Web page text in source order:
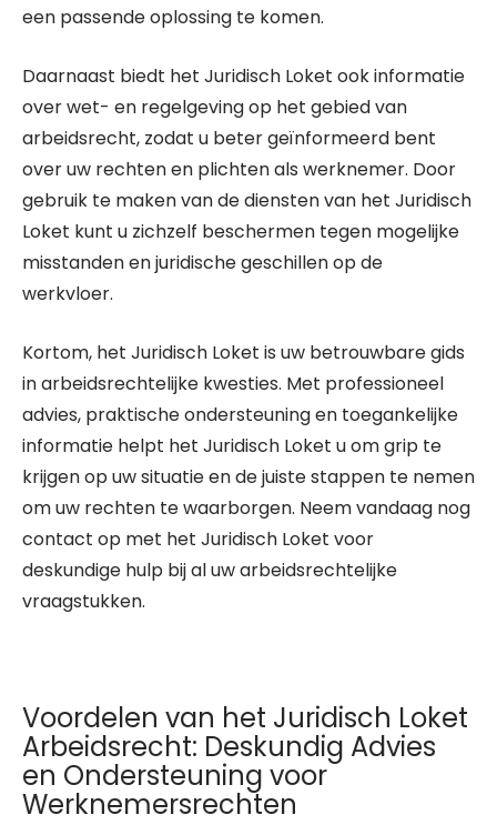
een passende oplossing te komen.
Daarnaast biedt het Juridisch Loket ook informatie
over wet- en regelgeving op het gebied van
arbeidsrecht, zodat u beter geïnformeerd bent
over uw rechten en plichten als werknemer. Door
gebruik te maken van de diensten van het Juridisch
Loket kunt u zichzelf beschermen tegen mogelijke
misstanden en juridische geschillen op de
werkvloer.
Kortom, het Juridisch Loket is uw betrouwbare gids
in arbeidsrechtelijke kwesties. Met professioneel
advies, praktische ondersteuning en toegankelijke
informatie helpt het Juridisch Loket u om grip te
krijgen op uw situatie en de juiste stappen te nemen
om uw rechten te waarborgen. Neem vandaag nog
contact op met het Juridisch Loket voor
deskundige hulp bij al uw arbeidsrechtelijke
vraagstukken.
Voordelen van het Juridisch Loket
Arbeidsrecht: Deskundig Advies
en Ondersteuning voor
Werknemersrechten